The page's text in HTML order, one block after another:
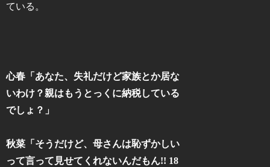
ている。
心春「あなた、失礼だけど家族とか居な
いわけ？親はもうとっくに納税している
でしょ？」
秋菜「そうだけど、母さんは恥ずかしい
って言って見せてくれないんだもん!! 18